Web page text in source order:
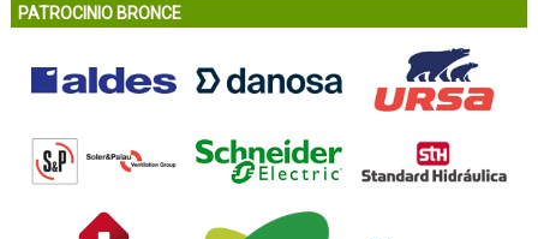
PATROCINIO BRONCE